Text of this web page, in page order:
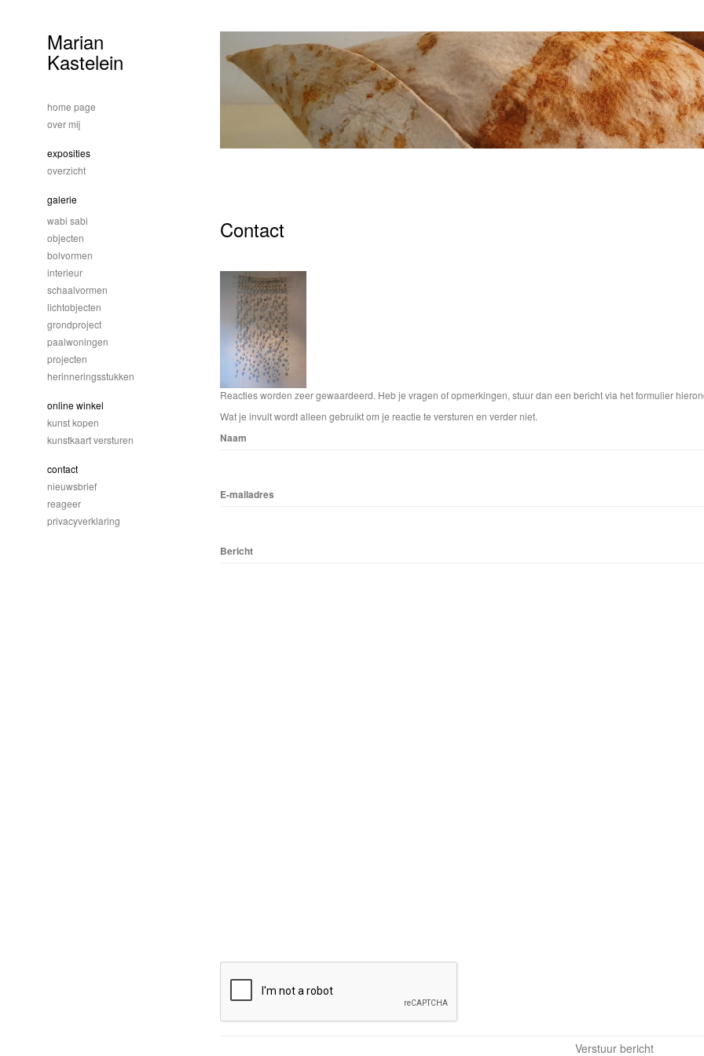
Contact
Reacties worden zeer gewaardeerd. Heb je vragen of opmerkingen, stuur dan een bericht via het formulier
Wat je invult wordt alleen gebruikt om je reactie te versturen en verder niet.
Naam
E-mailadres
Bericht
Marian
Kastelein
home page
over mij
exposities
overzicht
galerie
wabi sabi
objecten
bolvormen
interieur
schaalvormen
lichtobjecten
grondproject
paalwoningen
projecten
herinneringsstukken
online winkel
kunst kopen
kunstkaart versturen
contact
nieuwsbrief
reageer
privacyverklaring